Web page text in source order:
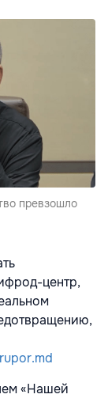
превзошло
центр,
«Нашей